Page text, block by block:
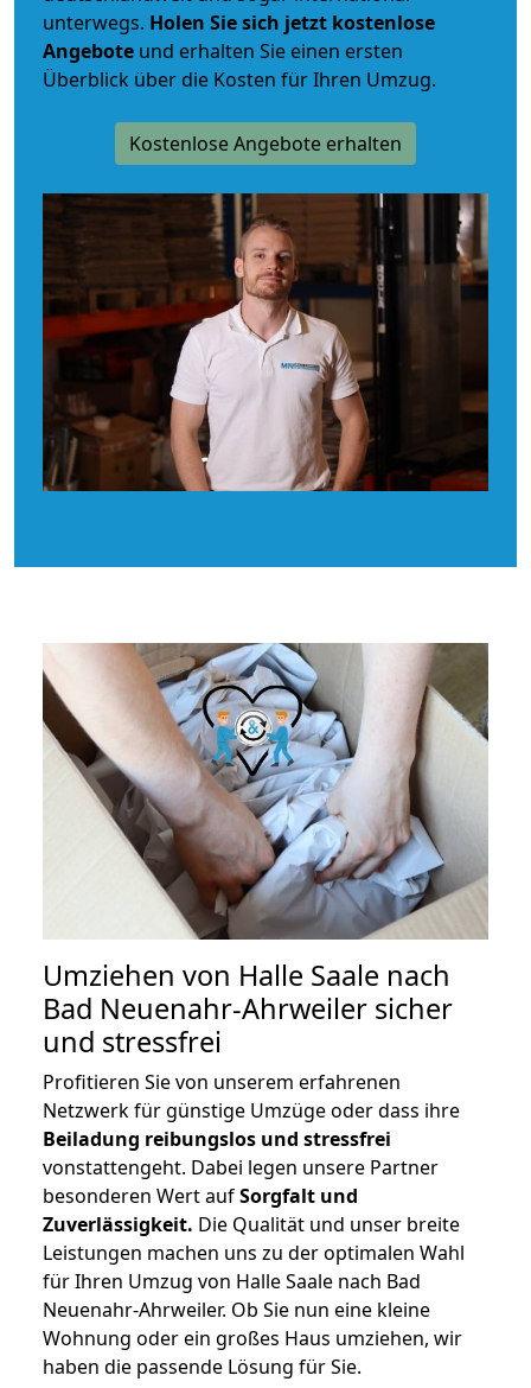
unterwegs. Holen Sie sich jetzt kostenlose
Angebote und erhalten Sie einen ersten
Überblick über die Kosten für Ihren Umzug.
Kostenlose Angebote erhalten
Umziehen von Halle Saale nach
Bad Neuenahr-Ahrweiler sicher
und stressfrei
Profitieren Sie von unserem erfahrenen
Netzwerk für günstige Umzüge oder dass ihre
Beiladung reibungslos und stressfrei
vonstattengeht. Dabei legen unsere Partner
besonderen Wert aufSorgfalt und
Zuverlässigkeit. Die Qualität und unser breite
Leistungen machen uns zu der optimalen Wahl
für Ihren Umzug von Halle Saale nach Bad
Neuenahr-Ahrweiler. Ob Sie nun eine kleine
Wohnung oder ein großes Haus umziehen, wir
haben die passende Lösung für Sie.